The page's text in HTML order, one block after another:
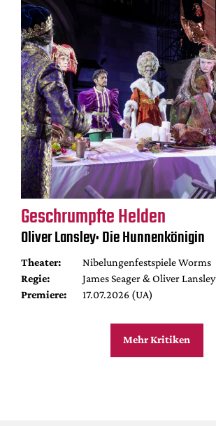
Geschrumpfte Helden
Oliver Lansley: Die Hunnenkönigin
Theater:
Nibelungenfestspiele Worms
Regie:
James Seager & Oliver Lansley
Premiere:
17.07.2026 (UA)
Mehr Kritiken